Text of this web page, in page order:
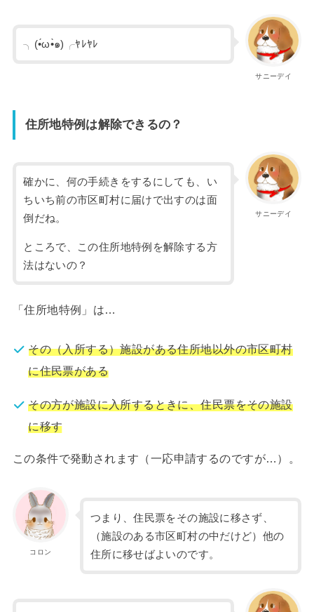
サニーデイ
╮(•́ω•̀๑)╭ﾔﾚﾔﾚ
住所地特例は解除できるの？
サニーデイ
確かに、何の手続きをするにしても、い
ちいち前の市区町村に届けで出すのは面
倒だね。
ところで、この住所地特例を解除する方
法はないの？
「住所地特例」は…
その（入所する）施設がある住所地以外の市区町村
に住民票がある
その方が施設に入所するときに、住民票をその施設
に移す
この条件で発動されます（一応申請するのですが…）。
コロン
つまり、住民票をその施設に移さず、
（施設のある市区町村の中だけど）他の
住所に移せばよいのです。